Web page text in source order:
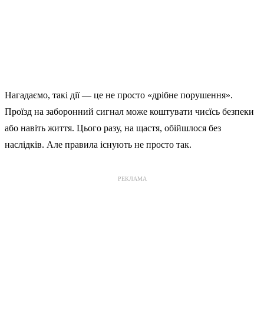
Нагадаємо, такі дії — це не просто «дрібне порушення».
Проїзд на заборонний сигнал може коштувати чиєїсь безпеки
або навіть життя. Цього разу, на щастя, обійшлося без
наслідків. Але правила існують не просто так.
РЕКЛАМА